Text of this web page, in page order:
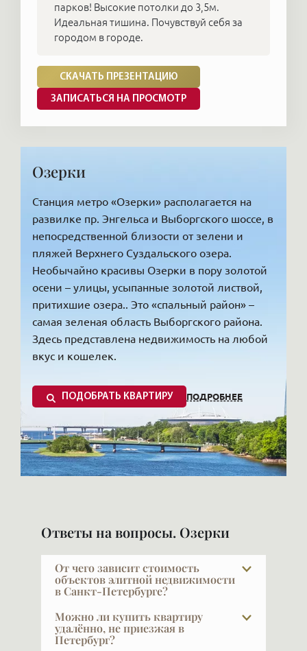
парков! Высокие потолки до 3,5м.
Идеальная тишина. Почувствуй себя за
городом в городе.
СКАЧАТЬ ПРЕЗЕНТАЦИЮ
ЗАПИСАТЬСЯ НА ПРОСМОТР
Озерки
Станция метро «Озерки» располагается на
развилке пр. Энгельса и Выборгского шоссе, в
непосредственной близости от зелени и
пляжей Верхнего Суздальского озера.
Необычайно красивы Озерки в пору золотой
осени – улицы, усыпанные золотой листвой,
притихшие озера.. Это «спальный район» –
самая зеленая область Выборгского района.
Здесь представлена недвижимость на любой
вкус и кошелек.
ПОДОБРАТЬ КВАРТИРУ ПОДРОБНЕЕ
ш.,32, Шведская крона, Выборгское шоссе,
берущее начало прямо от метро – это самое
престижное направление для загородного
предназначенных для круглогодичного
проживания.
Ответы на вопросы. Озерки
От чего зависит стоимость
объектов элитной недвижимости
в Санкт-Петербурге?
Как известно, главное — место, место и
ещё раз место. Дорогих мест немного,
уникальные нравятся всем, и центра
Можно ли купить квартиру
удалённо, не приезжая в
Петербург?